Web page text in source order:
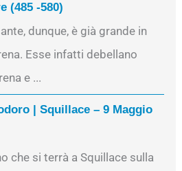
(485 -580)
dunque, è già grande in
Esse infatti debellano
e ...
| Squillace – 9 Maggio
che si terrà a Squillace sulla